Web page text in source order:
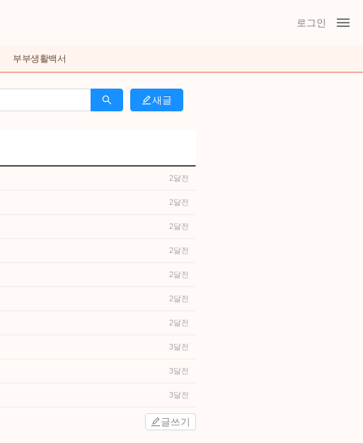
로그인
부부생활백서
새글
2달전
2달전
2달전
2달전
2달전
2달전
2달전
3달전
3달전
3달전
글쓰기